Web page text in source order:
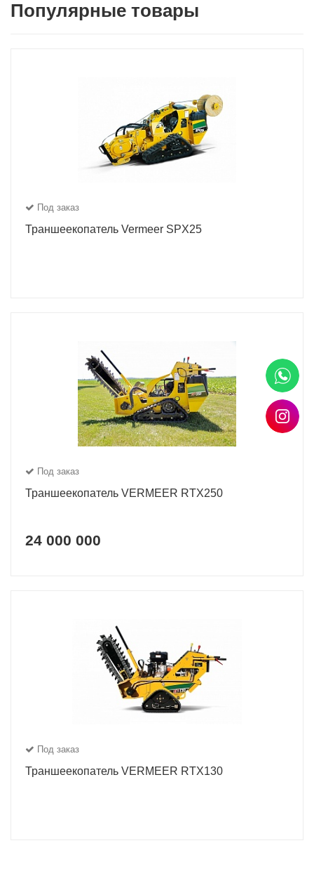
Популярные товары
Под заказ
Траншеекопатель Vermeer SPX25
Под заказ
Траншеекопатель VERMEER RTX250
24 000 000
Под заказ
Траншеекопатель VERMEER RTX130